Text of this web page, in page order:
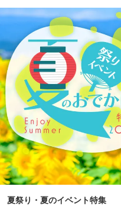
夏祭り・夏のイベント特集